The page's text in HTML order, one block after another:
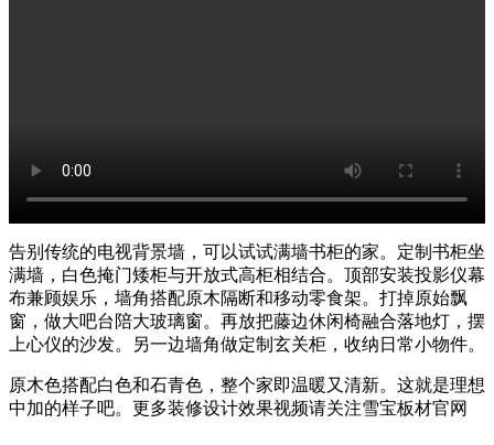
告别传统的电视背景墙，可以试试满墙书柜的家。定制书柜坐
满墙，白色掩门矮柜与开放式高柜相结合。顶部安装投影仪幕
布兼顾娱乐，墙角搭配原木隔断和移动零食架。打掉原始飘
窗，做大吧台陪大玻璃窗。再放把藤边休闲椅融合落地灯，摆
上心仪的沙发。另一边墙角做定制玄关柜，收纳日常小物件。
原木色搭配白色和石青色，整个家即温暖又清新。这就是理想
中加的样子吧。更多装修设计效果视频请关注雪宝板材官网